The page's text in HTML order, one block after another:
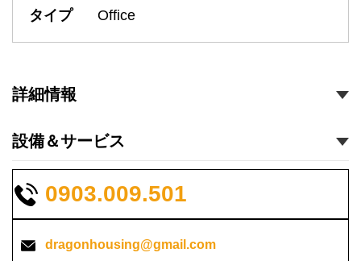
タイプ
Office
詳細情報
設備＆サービス
0903.009.501
dragonhousing@gmail.com